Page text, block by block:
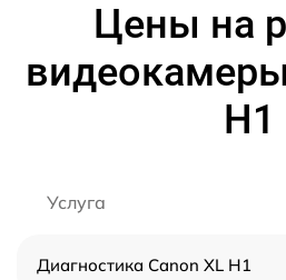
Цены на
H1
Услуга
Диагностика Canon XL H1